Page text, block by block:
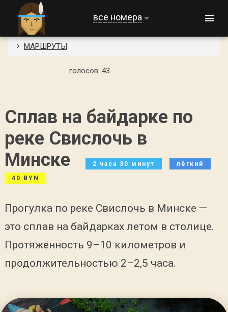
все номера
МАРШРУТЫ
голосов: 43
Сплав на байдарке по
реке Свислочь в
Минске
2 часа 30 минут
лёгкий
40 BYN
Прогулка по реке Свислочь в Минске —
это сплав на байдарках летом в столице.
Протяжённость 9–10 километров и
продолжительностью 2–2,5 часа.